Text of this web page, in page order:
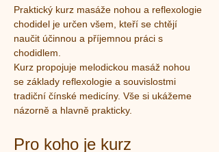
Praktický kurz masáže nohou a reflexologie
chodidel je určen všem, kteří se chtějí
naučit účinnou a příjemnou práci s
chodidlem.
Kurz propojuje melodickou masáž nohou
se základy reflexologie a souvislostmi
tradiční čínské medicíny. Vše si ukážeme
názorně a hlavně prakticky.
Pro koho je kurz